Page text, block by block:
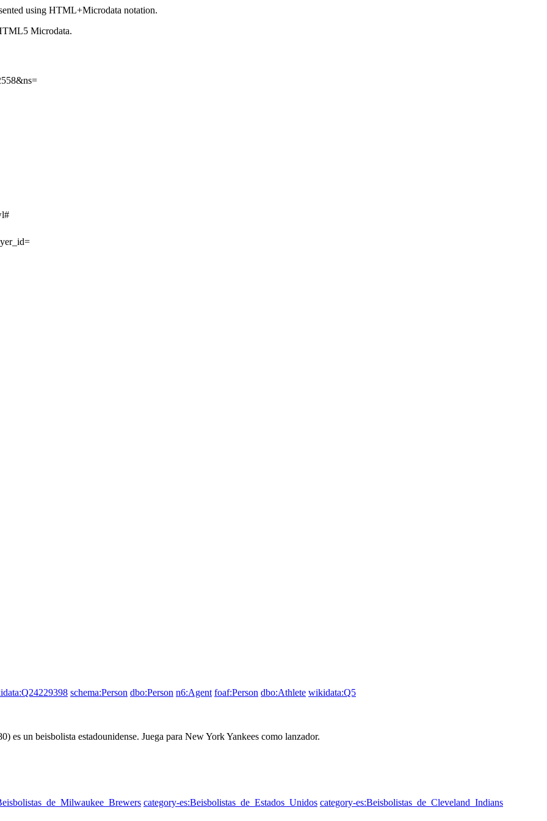
using HTML+Microdata notation.
Microdata.
schema:Person dbo:Person n6:Agent foaf:Person dbo:Athlete wikidata:Q5
es un beisbolista estadounidense. Juega para New York Yankees como lanzador.
category-es:Beisbolistas_de_Estados_Unidos category-es:Beisbolistas_de_Cleveland_Indians